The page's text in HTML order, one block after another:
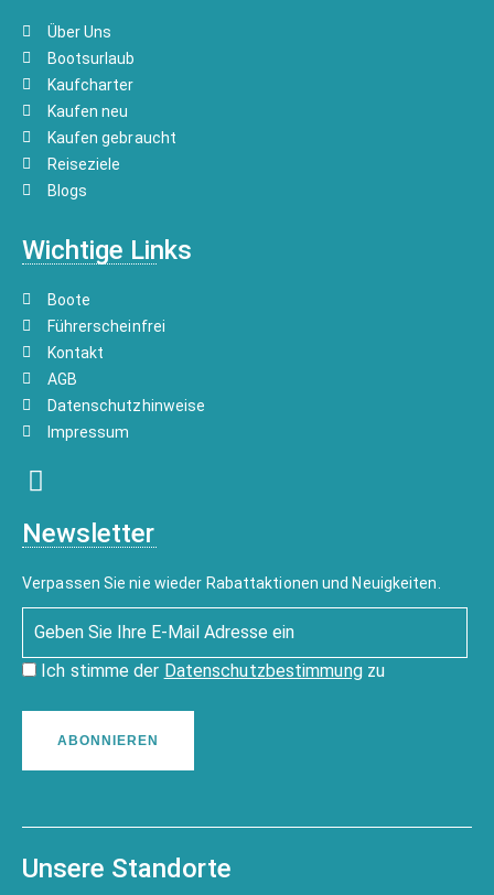
Über Uns
Bootsurlaub
Kaufcharter
Kaufen neu
Kaufen gebraucht
Reiseziele
Blogs
Wichtige Links
Boote
Führerscheinfrei
Kontakt
AGB
Datenschutzhinweise
Impressum
Newsletter
Verpassen Sie nie wieder Rabattaktionen und Neuigkeiten.
Ich stimme der Datenschutzbestimmungzu
ABONNIEREN
Unsere Standorte